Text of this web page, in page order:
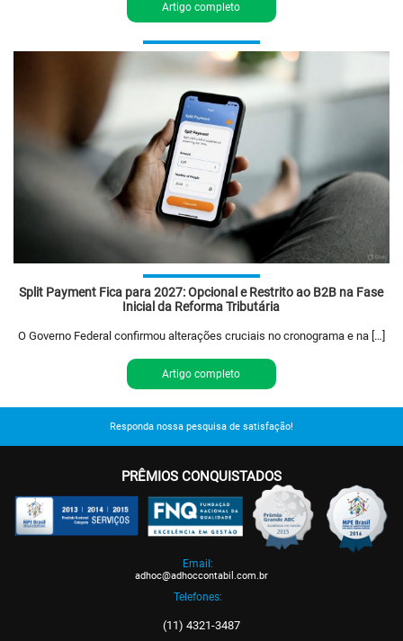
Artigo completo
Split Payment Fica para 2027: Opcional e Restrito ao B2B na Fase
Inicial da Reforma Tributária
O Governo Federal confirmou alterações cruciais no cronograma e na […]
Artigo completo
Responda nossa pesquisa de satisfação!
PRÊMIOS CONQUISTADOS
Email:
adhoc@adhoccontabil.com.br
Telefones:
(11) 4321-3487